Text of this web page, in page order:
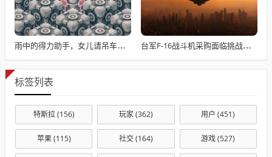
雨中的得力助手，女儿请吊车助父母快速收玉米 台军F-16战斗机采购面临挑战与困境
标签列表
特斯拉(156) 玩家(362) 用户 (451)
苹果(115) 社交(164) 游戏(527)